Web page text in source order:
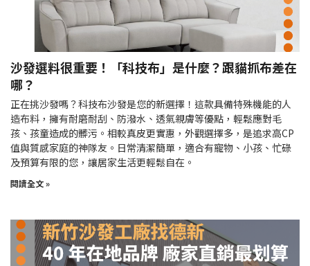
沙發選料很重要！「科技布」是什麼？跟貓抓布差在
哪？
正在挑沙發嗎？科技布沙發是您的新選擇！這款具備特殊機能的人
造布料，擁有耐磨耐刮、防潑水、透氣親膚等優點，輕鬆應對毛
孩、孩童造成的髒污。相較真皮更實惠，外觀選擇多，是追求高CP
值與質感家庭的神隊友。日常清潔簡單，適合有寵物、小孩、忙碌
及預算有限的您，讓居家生活更輕鬆自在。
閱讀全文 »